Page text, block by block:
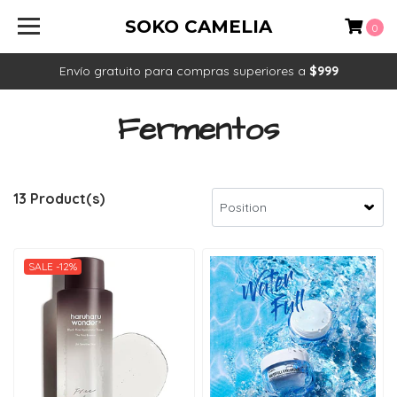
Envío gratuito para compras superiores a $999
SOKO CAMELIA 0
Fermentos
13 Product(s)
SALE -12%